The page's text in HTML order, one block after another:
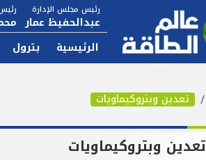
رئيس مجلس الإدارة
عبدالحفيظ عمار
الرئيسية بترول
تعدين وبتروكيماويات
تعدين وبتروكيماويات